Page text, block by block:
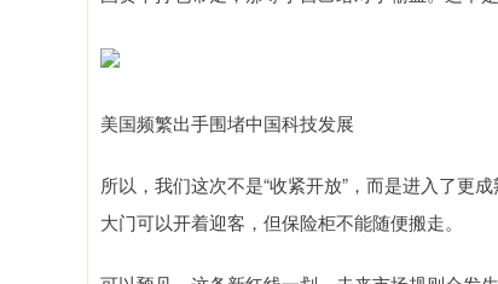
美国频繁出手围堵中国科技发展
所以，我们这次不是“收紧开放”，而是进入了
大门可以开着迎客，但保险柜不能随便搬走。